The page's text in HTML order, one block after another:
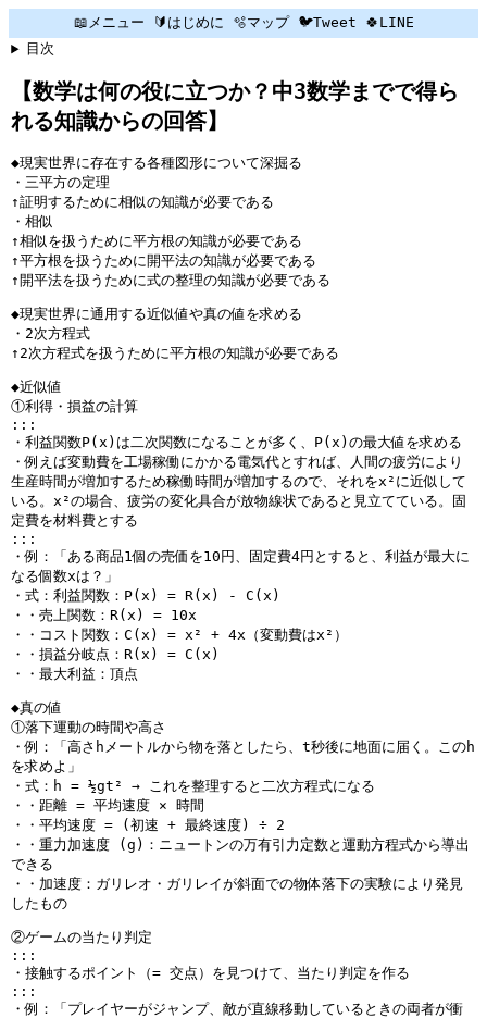
📖メニュー 🔰はじめに 🫧マップ 🐦Tweet
🍀LINE
目次
【数学は何の役に立つか？中3数学までで得ら
れる知識からの回答】
◆現実世界に存在する各種図形について深掘る
・三平方の定理
↑証明するために相似の知識が必要である
・相似
↑相似を扱うために平方根の知識が必要である
↑平方根を扱うために開平法の知識が必要である
↑開平法を扱うために式の整理の知識が必要である
◆現実世界に通用する近似値や真の値を求める
・2次方程式
↑2次方程式を扱うために平方根の知識が必要である
◆近似値
①利得・損益の計算
:::
・利益関数P(x)は二次関数になることが多く、P(x)の最大値を求める
・例えば変動費を工場稼働にかかる電気代とすれば、人間の疲労により
生産時間が増加するため稼働時間が増加するので、それをx²に近似して
いる。x²の場合、疲労の変化具合が放物線状であると見立てている。固
定費を材料費とする
:::
・例：「ある商品1個の売価を10円、固定費4円とすると、利益が最大に
なる個数xは？」
・式：利益関数：P(x) = R(x) - C(x)
・・売上関数：R(x) = 10x
・・コスト関数：C(x) = x² + 4x（変動費はx²）
・・損益分岐点：R(x) = C(x)
・・最大利益：頂点
◆真の値
①落下運動の時間や高さ
・例：「高さhメートルから物を落としたら、t秒後に地面に届く。このh
を求めよ」
・式：h = ½gt² → これを整理すると二次方程式になる
・・距離 = 平均速度 × 時間
・・平均速度 = (初速 + 最終速度) ÷ 2
・・重力加速度 (g)：ニュートンの万有引力定数と運動方程式から導出
できる
・・加速度：ガリレオ・ガリレイが斜面での物体落下の実験により発見
したもの
②ゲームの当たり判定
:::
・接触するポイント（= 交点）を見つけて、当たり判定を作る
:::
・例：「プレイヤーがジャンプ、敵が直線移動しているときの両者が衝